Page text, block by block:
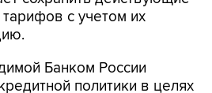
с учетом их
Банком России
политики в целях